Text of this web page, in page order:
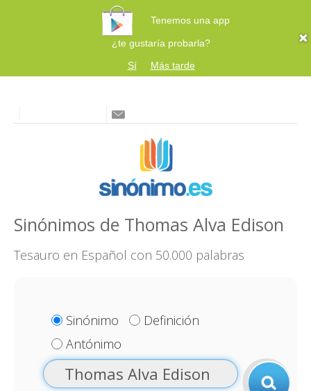
Tenemos una app
¿te gustaría probarla?
Sí
Más tarde
Sinónimos de Thomas Alva Edison
Tesauro en Español con 50.000 palabras
Sinónimo
Definición
Antónimo